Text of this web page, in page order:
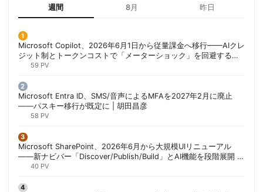
週間 8月 昨日
Microsoft Copilot、2026年6月1日から従量課金へ移行——AIクレ
ジット制とトークンコストで「メーターショック」を回避する方
法 | 胡田昌彦
59 PV
Microsoft Entra ID、SMS/音声によるMFAを2027年2月に廃止
——パスキー移行が既定に | 胡田昌彦
58 PV
Microsoft SharePoint、2026年6月から大規模UIリニューアル
——新ナビバー「Discover/Publish/Build」とAI機能を段階展開 |
胡田昌彦
40 PV